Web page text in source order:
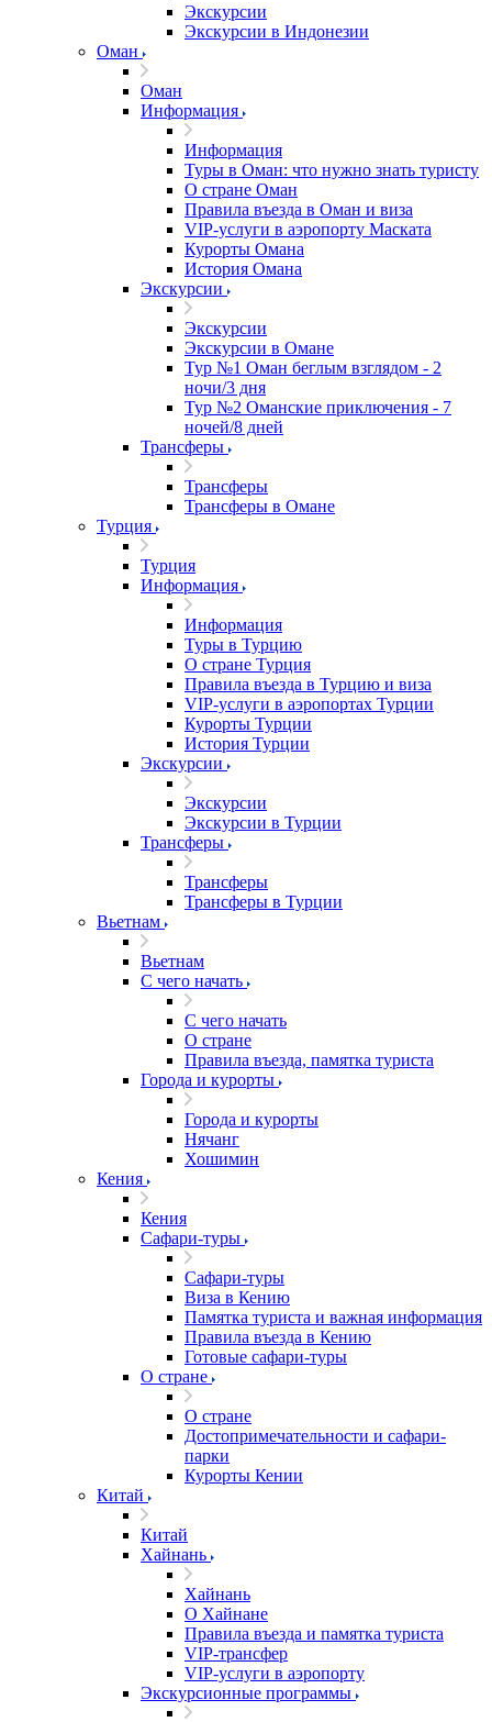
Экскурсии
Экскурсии в Индонезии
Оман
Оман
Информация
Информация
Туры в Оман: что нужно знать туристу
О стране Оман
Правила въезда в Оман и виза
VIP-услуги в аэропорту Маската
Курорты Омана
История Омана
Экскурсии
Экскурсии
Экскурсии в Омане
Тур №1 Оман беглым взглядом - 2
ночи/3 дня
Тур №2 Оманские приключения - 7
ночей/8 дней
Трансферы
Трансферы
Трансферы в Омане
Турция
Турция
Информация
Информация
Туры в Турцию
О стране Турция
Правила въезда в Турцию и виза
VIP-услуги в аэропортах Турции
Курорты Турции
История Турции
Экскурсии
Экскурсии
Экскурсии в Турции
Трансферы
Трансферы
Трансферы в Турции
Вьетнам
Вьетнам
С чего начать
С чего начать
О стране
Правила въезда, памятка туриста
Города и курорты
Города и курорты
Нячанг
Хошимин
Кения
Кения
Сафари-туры
Сафари-туры
Виза в Кению
Памятка туриста и важная информация
Правила въезда в Кению
Готовые сафари-туры
О стране
О стране
Достопримечательности и сафари-
парки
Курорты Кении
Китай
Китай
Хайнань
Хайнань
О Хайнане
Правила въезда и памятка туриста
VIP-трансфер
VIP-услуги в аэропорту
Экскурсионные программы